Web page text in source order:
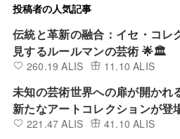
投稿者の人気記事
伝統と革新の融合：イセ・コレ
見するルールマンの芸術 🌟🏛️
260.19 ALIS 11.10 ALIS
未知の芸術世界への扉が開かれ
新たなアートコレクションが登
221.47 ALIS 41.10 ALIS